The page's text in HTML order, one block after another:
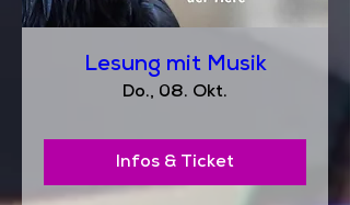
Lesung mit Musik
Do., 08. Okt.
Infos & Ticket